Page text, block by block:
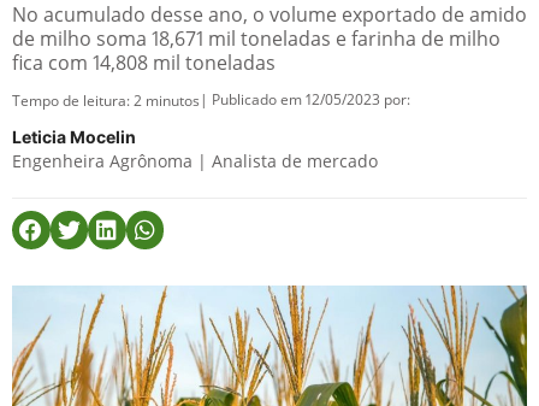
No acumulado desse ano, o volume exportado de amido
de milho soma 18,671 mil toneladas e farinha de milho
fica com 14,808 mil toneladas
Tempo de leitura:2 minutos | Publicado em 12/05/2023 por:
Leticia Mocelin
Engenheira Agrônoma | Analista de mercado